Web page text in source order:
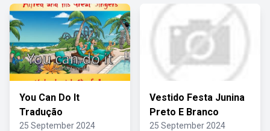
You Can Do It
Tradução
25 September 2024
Vestido Festa Junina
Preto E Branco
25 September 2024